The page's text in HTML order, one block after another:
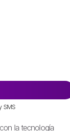
SMS
la tecnología